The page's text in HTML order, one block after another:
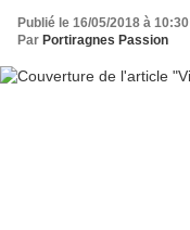
Publié le 16/05/2018 à 10:30
Par Portiragnes Passion